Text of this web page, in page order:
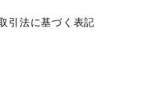
引法に基づく表記